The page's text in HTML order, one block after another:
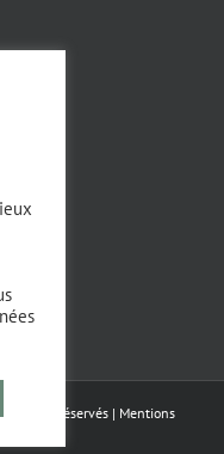
droits réservés | Mentions